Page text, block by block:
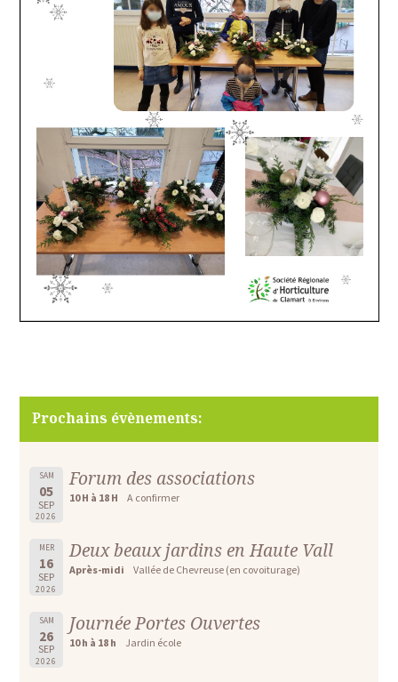
Prochains évènements:
SAM
05
SEP
2026
Forum des associations
10 H à 18 H A confirmer
MER
16
SEP
2026
Deux beaux jardins en Haute Vall
Après-midi Vallée de Chevreuse (en covoiturage)
SAM
26
SEP
2026
Journée Portes Ouvertes
10 h à 18 h Jardin école